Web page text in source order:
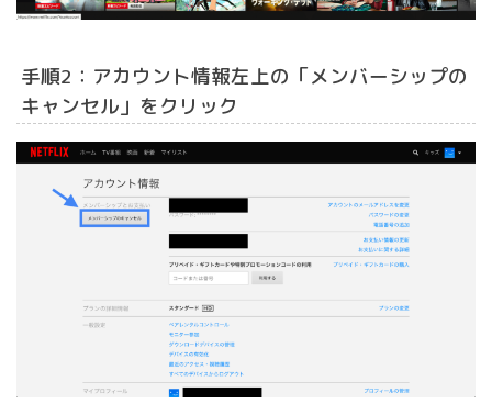
手順2：アカウント情報左上の「メンバーシップの
キャンセル」をクリック